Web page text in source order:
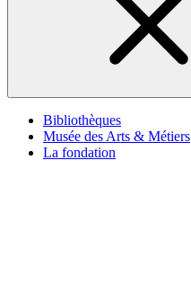
Bibliothèques
Musée des Arts & Métiers
La fondation